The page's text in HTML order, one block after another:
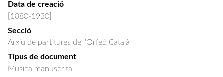
Data de creació
[1880-1930]
Secció
Arxiu de partitures de l'Orfeó Català
Tipus de document
Música manuscrita